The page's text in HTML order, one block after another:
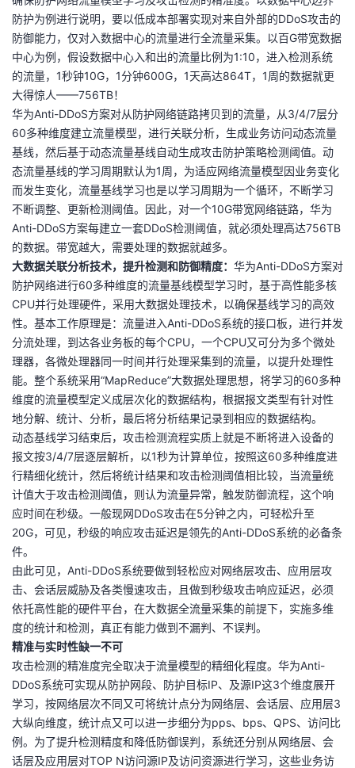
防护为例进行说明，要以低成本部署实现对来自外部的DDoS攻击的
防御能力，仅对入数据中心的流量进行全流量采集。以百G带宽数据
中心为例，假设数据中心入和出的流量比例为1:10，进入检测系统
的流量，1秒钟10G，1分钟600G，1天高达864T，1周的数据就更
大得惊人——756TB！
华为Anti-DDoS方案对从防护网络链路拷贝到的流量，从3/4/7层分
60多种维度建立流量模型，进行关联分析，生成业务访问动态流量
基线，然后基于动态流量基线自动生成攻击防护策略检测阈值。动
态流量基线的学习周期默认为1周，为适应网络流量模型因业务变化
而发生变化，流量基线学习也是以学习周期为一个循环，不断学习
不断调整、更新检测阈值。因此，对一个10G带宽网络链路，华为
Anti-DDoS方案每建立一套DDoS检测阈值，就必须处理高达756TB
的数据。带宽越大，需要处理的数据就越多。
大数据关联分析技术，提升检测和防御精度： 华为Anti-DDoS方案对
防护网络进行60多种维度的流量基线模型学习时，基于高性能多核
CPU并行处理硬件，采用大数据处理技术，以确保基线学习的高效
性。基本工作原理是：流量进入Anti-DDoS系统的接口板，进行并发
分流处理，到达各业务板的每个CPU，一个CPU又可分为多个微处
理器，各微处理器同一时间并行处理采集到的流量，以提升处理性
能。整个系统采用“MapReduce”大数据处理思想，将学习的60多种
维度的流量模型定义成层次化的数据结构，根据报文类型有针对性
地分解、统计、分析，最后将分析结果记录到相应的数据结构。
动态基线学习结束后，攻击检测流程实质上就是不断将进入设备的
报文按3/4/7层逐层解析，以1秒为计算单位，按照这60多种维度进
行精细化统计，然后将统计结果和攻击检测阈值相比较，当流量统
计值大于攻击检测阈值，则认为流量异常，触发防御流程，这个响
应时间在秒级。一般现网DDoS攻击在5分钟之内，可轻松升至
20G，可见，秒级的响应攻击延迟是领先的Anti-DDoS系统的必备条
件。
由此可见，Anti-DDoS系统要做到轻松应对网络层攻击、应用层攻
击、会话层威胁及各类慢速攻击，且做到秒级攻击响应延迟，必须
依托高性能的硬件平台，在大数据全流量采集的前提下，实施多维
度的统计和检测，真正有能力做到不漏判、不误判。
精准与实时性缺一不可
攻击检测的精准度完全取决于流量模型的精细化程度。华为Anti-
DDoS系统可实现从防护网段、防护目标IP、及源IP这3个维度展开
学习，按网络层次不同又可将统计点分为网络层、会话层、应用层3
大纵向维度，统计点又可以进一步细分为pps、bps、QPS、访问比
例。为了提升检测精度和降低防御误判，系统还分别从网络层、会
话层及应用层对TOP N访问源IP及访问资源进行学习，这些业务访